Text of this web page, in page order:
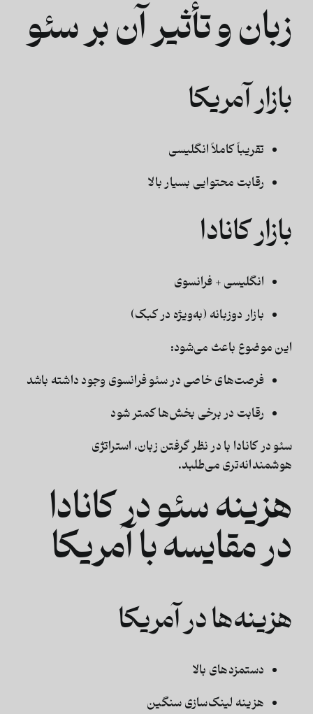
زبان و تأثیر آن بر سئو
بازار آمریکا
تقریباً کاملاً انگلیسی
رقابت محتوایی بسیار بالا
بازار کانادا
انگلیسی + فرانسوی
بازار دوزبانه (به‌ویژه در کبک)
این موضوع باعث می‌شود:
فرصت‌های خاصی در سئو فرانسوی وجود داشته باشد
رقابت در برخی بخش‌ها کمتر شود
سئو در کانادا با در نظر گرفتن زبان، استراتژی
هوشمندانه‌تری می‌طلبد.
هزینه سئو در کانادا
در مقایسه با آمریکا
هزینه‌ها در آمریکا
دستمزدهای بالا
هزینه لینک‌سازی سنگین